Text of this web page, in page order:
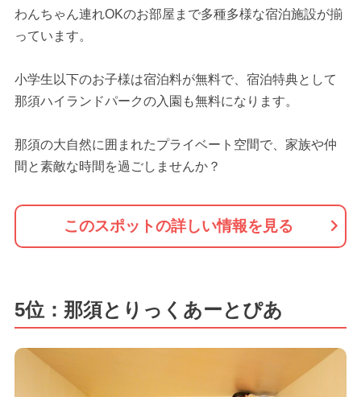
わんちゃん連れOKのお部屋まで多種多様な宿泊施設が揃
っています。
小学生以下のお子様は宿泊料が無料で、宿泊特典として
那須ハイランドパークの入園も無料になります。
那須の大自然に囲まれたプライベート空間で、家族や仲
間と素敵な時間を過ごしませんか？
このスポットの詳しい情報を見る
5位：那須とりっくあーとぴあ